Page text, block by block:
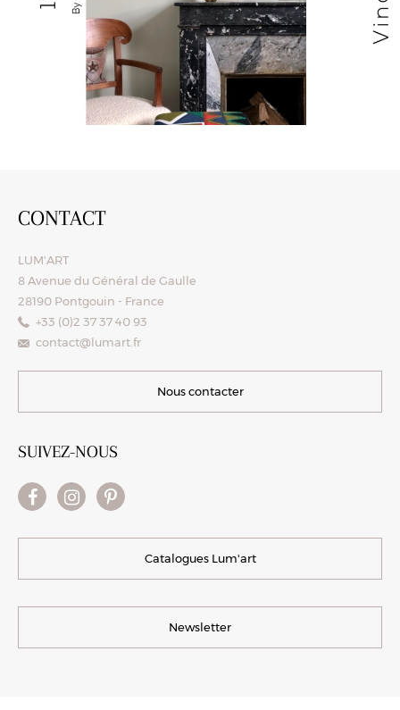
CONTACT
LUM'ART
8 Avenue du Général de Gaulle
28190 Pontgouin - France
+33 (0)2 37 37 40 93
contact@lumart.fr
Nous contacter
SUIVEZ-NOUS
Catalogues Lum'art
Newsletter